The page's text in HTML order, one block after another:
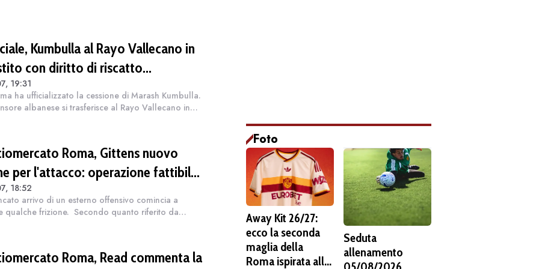
Kumbulla al Rayo Vallecano in
con diritto di riscatto
19:31
ha ufficializzato la cessione di Marash Kumbulla.
albanese si trasferisce al Rayo Vallecano in
Roma, Gittens nuovo
per l'attacco: operazione fattibile
prestito
18:52
arrivo di un esterno offensivo comincia a
qualche frizione. Secondo quanto riferito da
Roma, Read commenta la
Foto
Away Kit 26/27:
ecco la seconda
maglia della
Roma ispirata alla
Seduta
allenamento